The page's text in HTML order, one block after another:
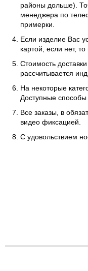
районы дольше).
менеджера по
примерки.
Если изделие Вас
картой, если нет,
Стоимость
рассчитывается
На некоторые
Доступные способы
Все заказы, в
видео фиксацией.
С удовольствием